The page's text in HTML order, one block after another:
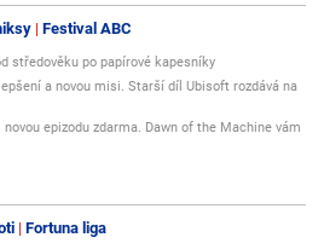
Festival ABC
středověku po papírové kapesníky
a novou misi. Starší díl Ubisoft rozdává na
epizodu zdarma. Dawn of the Machine vám
Fortuna liga